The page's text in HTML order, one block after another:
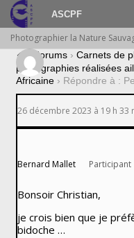
ASCPF
Photographier la Nature
› Forums › Carnets de
photographies réalisées
Africaine › Répondre à :
26 décembre 2023 à 19 h 33
Bernard Mallet Participant
Bonsoir Christian,
je crois bien que je
bidoche …